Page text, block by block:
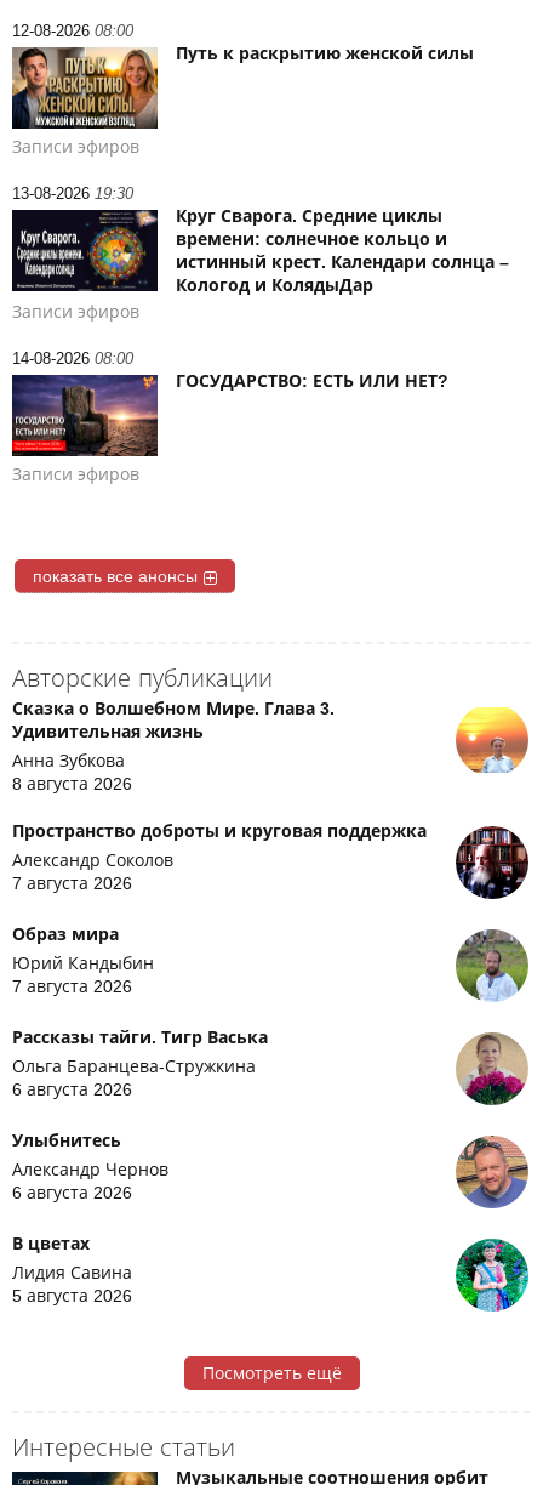
12-08-2026 08:00
Путь к раскрытию женской силы
Записи эфиров
13-08-2026 19:30
Круг Сварога. Средние циклы
времени: солнечное кольцо и
истинный крест. Календари солнца –
Кологод и КолядыДар
Записи эфиров
14-08-2026 08:00
ГОСУДАРСТВО: ЕСТЬ ИЛИ НЕТ?
Записи эфиров
показать все анонсы
Авторские публикации
Сказка о Волшебном Мире. Глава 3.
Удивительная жизнь
Анна Зубкова
8 августа 2026
Пространство доброты и круговая поддержка
Александр Соколов
7 августа 2026
Образ мира
Юрий Кандыбин
7 августа 2026
Рассказы тайги. Тигр Васька
Ольга Баранцева-Стружкина
6 августа 2026
Улыбнитесь
Александр Чернов
6 августа 2026
В цветах
Лидия Савина
5 августа 2026
Посмотреть ещё
Интересные статьи
Музыкальные соотношения орбит